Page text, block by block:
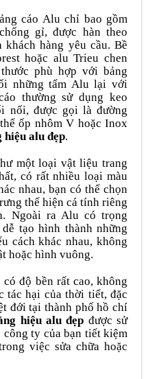
cáo Alu chỉ bao gồm
gỉ, được hàn theo
hàng yêu cầu. Bề
hoặc alu Trieu chen
phù hợp với bảng
những tấm Alu lại với
thường sử dụng keo
nối, được gọi là đường
ốp nhôm V hoặc Inox
hiệu alu đẹp.
một loại vật liệu trang
có rất nhiều loại màu
nhau, bạn có thể chọn
thể hiện cá tính riêng
Ngoài ra Alu có trọng
tạo hình thành những
cách khác nhau, không
hoặc hình vuông.
độ bền rất cao, không
tác hại của thời tiết, đặc
đới tại thành phố hồ chí
hiệu alu đẹp được sử
ty của bạn tiết kiệm
việc sửa chữa hoặc